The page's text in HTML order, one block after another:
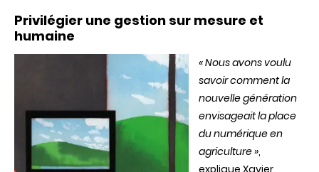
Privilégier une gestion sur mesure et
humaine
« Nous avons voulu
savoir comment la
nouvelle génération
envisageait la place
du numérique en
agriculture »,
explique Xavier